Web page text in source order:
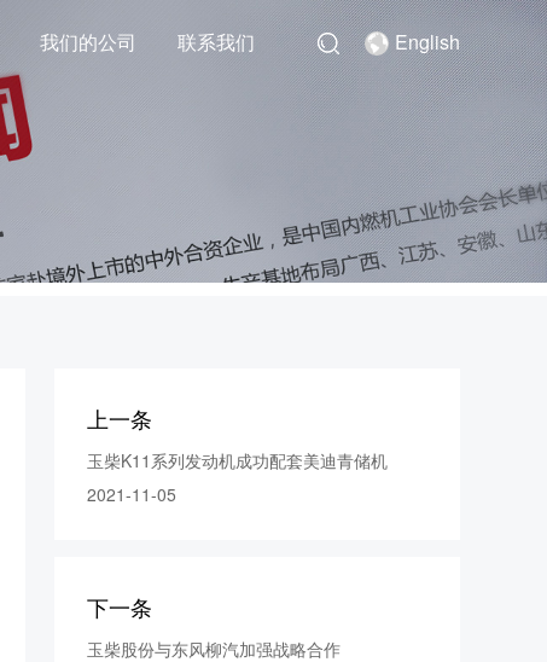
English
我们的公司 联系我们
上一条
玉柴K11系列发动机成功配套美迪青储机
2021-11-05
下一条
玉柴股份与东风柳汽加强战略合作